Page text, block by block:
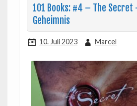
101 Books: #4 – The Secret
Geheimnis
10. Juli 2023 Marcel